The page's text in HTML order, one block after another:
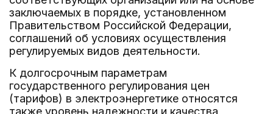
заключаемых в порядке, установленном
Правительством Российской Федерации,
соглашений об условиях осуществления
регулируемых видов деятельности.
К долгосрочным параметрам
государственного регулирования цен
(тарифов) в электроэнергетике относятся
также уровень надежности и качества